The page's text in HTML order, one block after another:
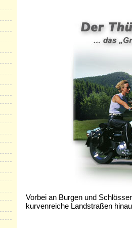
Vorbei an Burgen und
kurvenreiche Landstraßen